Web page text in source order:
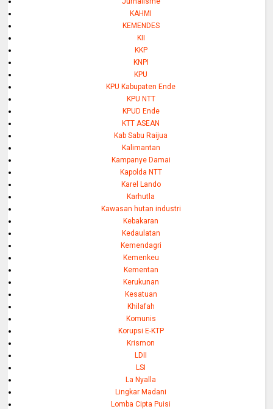
KAHMI
KEMENDES
KII
KKP
KNPI
KPU
KPU Kabupaten Ende
KPU NTT
KPUD Ende
KTT ASEAN
Kab Sabu Raijua
Kalimantan
Kampanye Damai
Kapolda NTT
Karel Lando
Karhutla
Kawasan hutan industri
Kebakaran
Kedaulatan
Kemendagri
Kemenkeu
Kementan
Kerukunan
Kesatuan
Khilafah
Komunis
Korupsi E-KTP
Krismon
LDII
LSI
La Nyalla
Lingkar Madani
Lomba Cipta Puisi